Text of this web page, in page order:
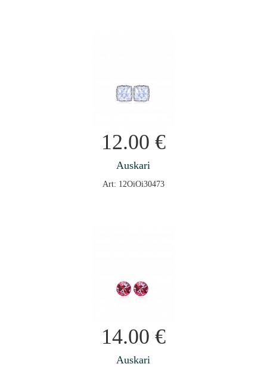
12.00 €
Auskari
Art: 12OiOi30473
14.00 €
Auskari